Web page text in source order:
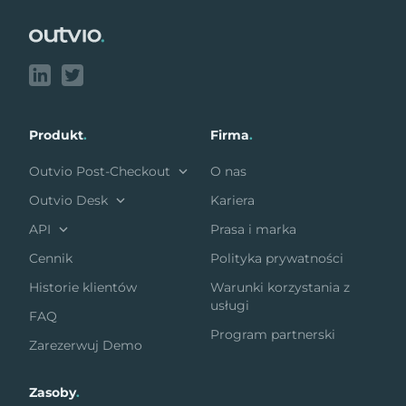
Produkt.
Outvio Post-Checkout
Outvio Desk
API
Cennik
Historie klientów
FAQ
Zarezerwuj Demo
Firma.
O nas
Kariera
Prasa i marka
Polityka prywatności
Warunki korzystania z
usługi
Program partnerski
Zasoby.